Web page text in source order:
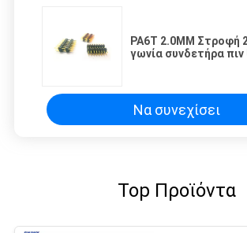
PA6T 2.0MM Στροφή
γωνία συνδετήρα πιν
Να συνεχίσει
Top Προϊόντα